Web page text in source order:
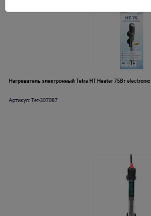
Нагреватель электронный Tetra HT Heater 75Вт electronic
Артикул: Tet-307087